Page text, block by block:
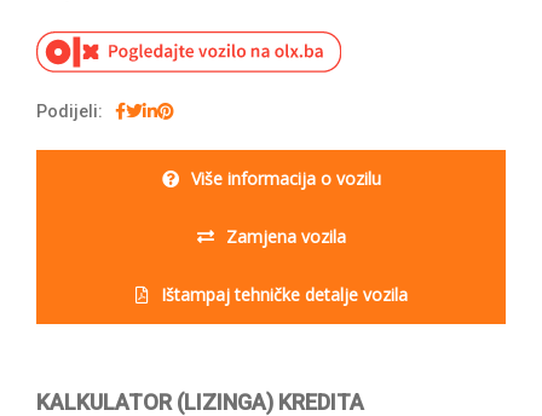
Podijeli:
Više informacija o vozilu
Zamjena vozila
Ištampaj tehničke detalje vozila
KALKULATOR (LIZINGA) KREDITA